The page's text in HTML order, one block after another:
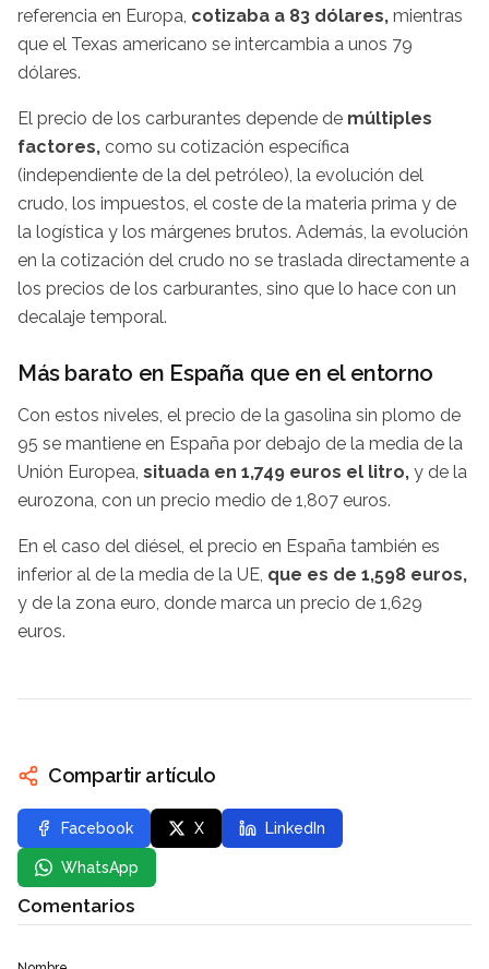
referencia en Europa, cotizaba a 83 dólares, mientras
que el Texas americano se intercambia a unos 79
dólares.
El precio de los carburantes depende de múltiples
factores, como su cotización específica
(independiente de la del petróleo), la evolución del
crudo, los impuestos, el coste de la materia prima y de
la logística y los márgenes brutos. Además, la evolución
en la cotización del crudo no se traslada directamente a
los precios de los carburantes, sino que lo hace con un
decalaje temporal.
Más barato en España que en el entorno
Con estos niveles, el precio de la gasolina sin plomo de
95 se mantiene en España por debajo de la media de la
Unión Europea, situada en 1,749 euros el litro, y de la
eurozona, con un precio medio de 1,807 euros.
En el caso del diésel, el precio en España también es
inferior al de la media de la UE, que es de 1,598 euros,
y de la zona euro, donde marca un precio de 1,629
euros.
Compartir artículo
Facebook X LinkedIn
WhatsApp
Comentarios